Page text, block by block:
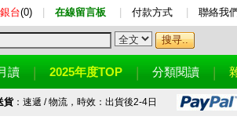
台(0) 在線留言板 付款方式 聯絡我
讀 2025年度TOP 分類閱讀
貨：速遞 / 物流，時效：出貨後2-4日